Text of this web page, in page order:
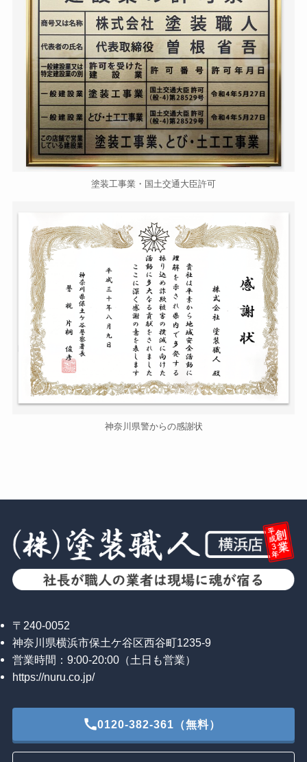
塗装工事業・国土交通大臣許可
神奈川県警からの感謝状
〒240-0052
神奈川県横浜市保土ケ谷区西谷町1235-9
営業時間：9:00-20:00（土日も営業）
https://nuru.co.jp/
0120-382-361（無料）